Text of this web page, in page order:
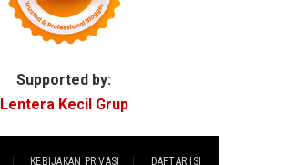
Supported by:
Lentera Kecil Grup
KEBIJAKAN PRIVASI DAFTAR ISI